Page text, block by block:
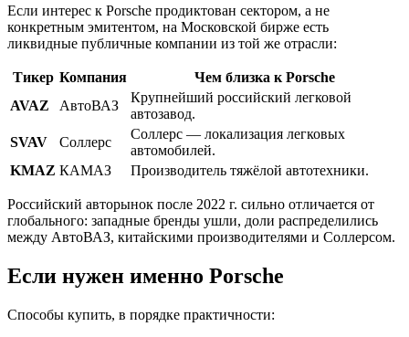
Если интерес к Porsche продиктован сектором, а не
конкретным эмитентом, на Московской бирже есть
ликвидные публичные компании из той же отрасли:
Тикер Компания
Чем близка к Porsche
AVAZ
АвтоВАЗ
Крупнейший российский легковой
автозавод.
SVAV
Соллерс
Соллерс — локализация легковых
автомобилей.
KMAZ КАМАЗ Производитель тяжёлой автотехники.
Российский авторынок после 2022 г. сильно отличается от
глобального: западные бренды ушли, доли распределились
между АвтоВАЗ, китайскими производителями и Соллерсом.
Если нужен именно Porsche
Способы купить, в порядке практичности: